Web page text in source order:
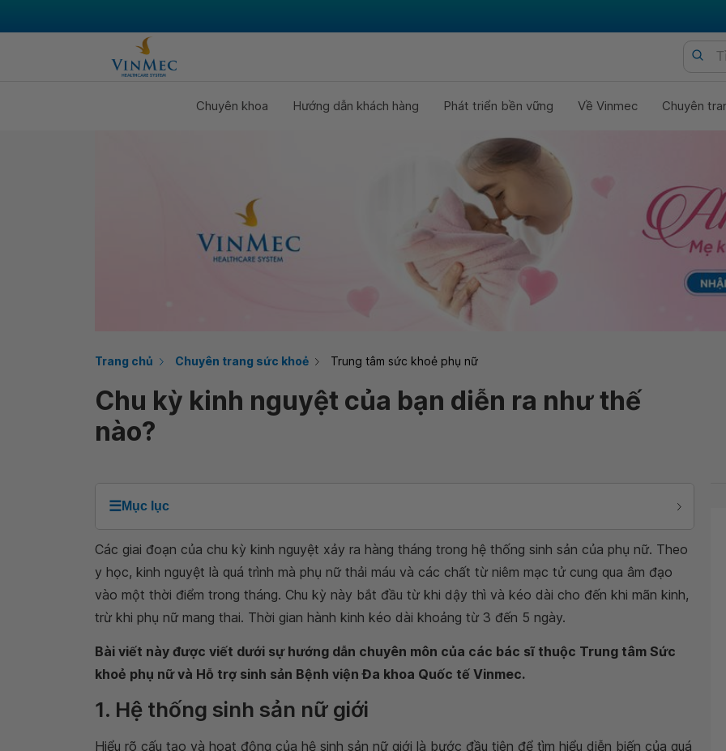
Chuyên khoa Hướng dẫn khách hàng Phát triển bền vững Về Vinmec Chuyên
Trang chủ Chuyên trang sức khoẻ Trung tâm sức khoẻ phụ nữ
Chu kỳ kinh nguyệt của bạn diễn ra như thế
nào?
☰Mục lục
Các giai đoạn của chu kỳ kinh nguyệt xảy ra hàng tháng trong hệ thống sinh sản của phụ nữ. Theo
y học, kinh nguyệt là quá trình mà phụ nữ thải máu và các chất từ niêm mạc tử cung qua âm đạo
vào một thời điểm trong tháng. Chu kỳ này bắt đầu từ khi dậy thì và kéo dài cho đến khi mãn kinh,
trừ khi phụ nữ mang thai. Thời gian hành kinh kéo dài khoảng từ 3 đến 5 ngày.
Bài viết này được viết dưới sự hướng dẫn chuyên môn của các bác sĩ thuộc Trung tâm Sức
khoẻ phụ nữ và Hỗ trợ sinh sản Bệnh viện Đa khoa Quốc tế Vinmec.
1. Hệ thống sinh sản nữ giới
Hiểu rõ cấu tạo và hoạt động của hệ sinh sản nữ giới là bước đầu tiên để tìm hiểu diễn biến của quá